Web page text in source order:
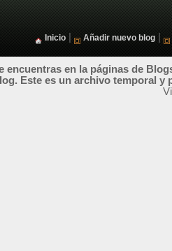
Inicio Añadir nuevo blog
encuentras en la páginas de
Este es un archivo temporal y